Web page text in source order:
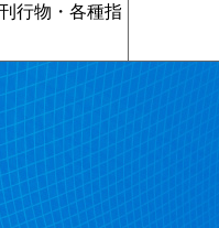
行物・各種指
案内
引き
激療法
口蓋扁桃・
）について